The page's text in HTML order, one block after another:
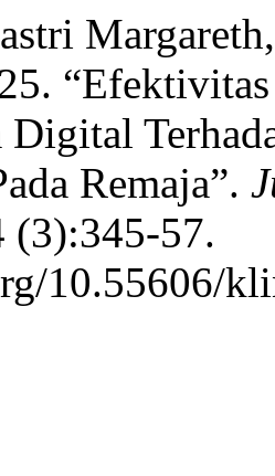
Digital
Remaja”.
(3):345-57.
10.55606/